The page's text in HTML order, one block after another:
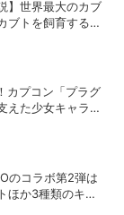
】世界最大のカブ
ブトを飼育するコ
カプコン「プラグ
えた少女キャラの
のコラボ第2弾は
ほか3種類のキッ